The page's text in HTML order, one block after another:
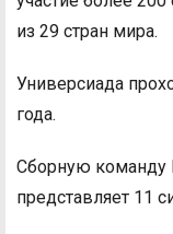
из 29 стран мира.
Универсиада
года.
Сборную команду
представляет 11